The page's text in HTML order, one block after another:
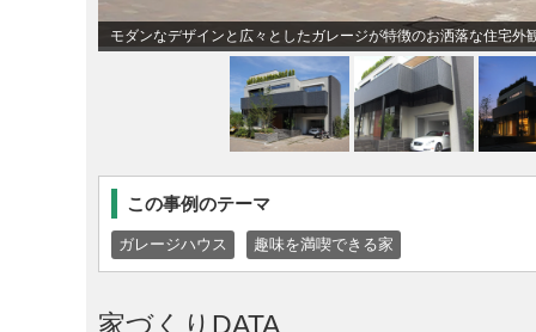
モダンなデザインと広々としたガレージが特徴のお洒落な住宅外
この事例のテーマ
ガレージハウス 趣味を満喫できる家
家づくりDATA